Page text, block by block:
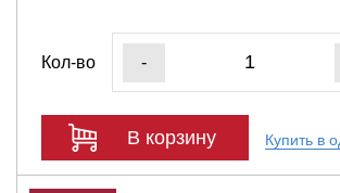
Кол-во -
В корзину Купить в